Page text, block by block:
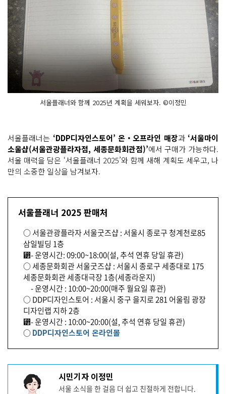
서울플래너와 함께 2025년 계획을 세워보자. ©이정민
서울플래너는 ‘DDP디자인스토어’ 온‧오프라인 매장과 ‘서울마이
소울샵(서울관광플라자점, 세종문화회관점)’에서 구매가 가능하다.
서울 매력을 담은 ‘서울플래너 2025’와 함께 새해 계획도 세우고, 나
만의 소중한 일상을 남겨보자.
서울플래너 2025 판매처
○ 서울관광플라자 서울굿즈샵 : 서울시 종로구 청계천로85
삼일빌딩 1층
⁲- 운영시간: 09:00~18:00(설, 추석 연휴 당일 휴관)
○ 세종문화회관 서울굿즈샵 : 서울시 종로구 세종대로 175
세종문화회관 세종대극장 1층(세종라운지)
- 운영시간 : 10:00~20:00(매주 월요일 휴관)
○ DDP디자인스토어 : 서울시 중구 을지로 281 어울림 광장
디자인랩 지하 2층
⁲- 운영시간 : 10:00~20:00(설, 추석 연휴 당일 휴관)
○DDP디자인스토어 온라인몰
시민기자 이정민
서울 소식을 한 걸음 더 쉽고 친절하게 전합니다.